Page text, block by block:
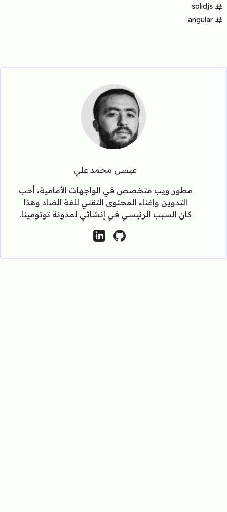
solidjs
angular
عيسى محمد علي
مطور ويب متخصص في الواجهات الأمامية، أحب
التدوين وإغناء المحتوى التقني للغة الضاد وهذا
كان السبب الرئيسي في إنشائي لمدونة توتومينا.